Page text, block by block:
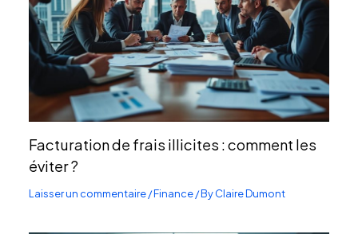
Facturation de frais illicites : comment les
éviter ?
Laisser un commentaire/Finance/ ByClaire Dumont